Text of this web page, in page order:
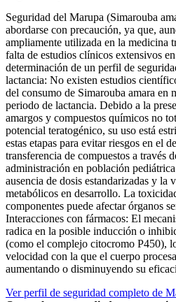
Seguridad del Marupa (Simarouba
abordarse con precaución, ya que,
ampliamente utilizada en la medicina
falta de estudios clínicos extensivos
determinación de un perfil de
lactancia: No existen estudios
del consumo de Simarouba amara en
periodo de lactancia. Debido a la
amargos y compuestos químicos no
potencial teratogénico, su uso está
estas etapas para evitar riesgos en el
transferencia de compuestos a través
administración en población
ausencia de dosis estandarizadas y la
metabólicos en desarrollo. La
componentes puede afectar órganos
Interacciones con fármacos: El
radica en la posible inducción o
(como el complejo citocromo P450),
velocidad con la que el cuerpo
aumentando o disminuyendo su
Ver perfil de seguridad completo de